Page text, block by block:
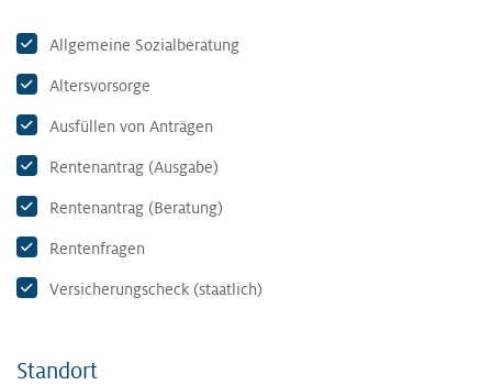
Allgemeine Sozialberatung
Altersvorsorge
Ausfüllen von Anträgen
Rentenantrag (Ausgabe)
Rentenantrag (Beratung)
Rentenfragen
Versicherungscheck (staatlich)
Standort